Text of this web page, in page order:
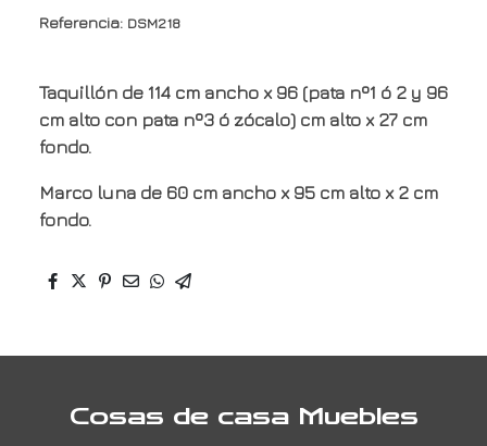
Referencia: DSM218
Taquillón de 114 cm ancho x 96 (pata nº1 ó 2 y 96
cm alto con pata nº3 ó zócalo) cm alto x 27 cm
fondo.
Marco luna de 60 cm ancho x 95 cm alto x 2 cm
fondo.
Cosas de casa Muebles